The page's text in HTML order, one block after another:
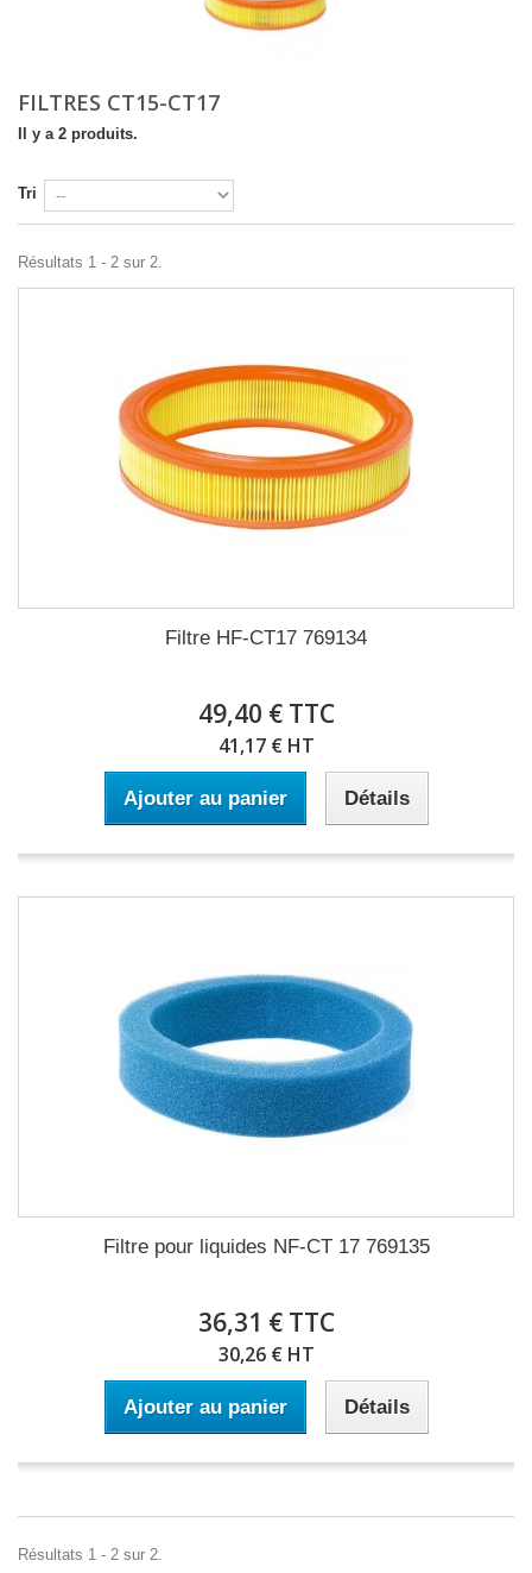
FILTRES CT15-CT17
Il y a 2 produits.
Tri
Résultats 1 - 2 sur 2.
Filtre HF-CT17 769134
49,40 € TTC
41,17 € HT
Ajouter au panier Détails
Filtre pour liquides NF-CT 17 769135
36,31 € TTC
30,26 € HT
Ajouter au panier Détails
Résultats 1 - 2 sur 2.